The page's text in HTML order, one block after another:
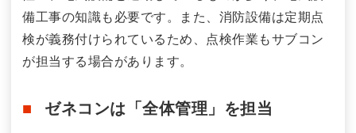
備工事の知識も必要です。また、消防設備は定期点
検が義務付けられているため、点検作業もサブコン
が担当する場合があります。
ゼネコンは「全体管理」を担当